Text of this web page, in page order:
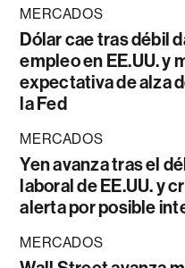
MERCADOS
Dólar cae tras débil
empleo en EE.UU. y
expectativa de alza
la Fed
MERCADOS
Yen avanza tras el
laboral de EE.UU. y
alerta por posible
MERCADOS